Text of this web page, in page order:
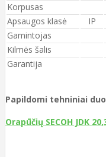
Korpusas
Apsaugos klasė
IP
Gamintojas
Kilmės šalis
Garantija
Papildomi tehniniai
Orapūčių SECOH JDK